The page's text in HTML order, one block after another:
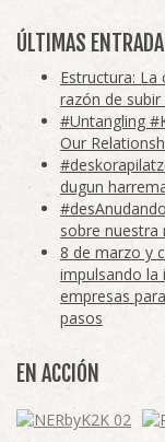
ÚLTIMAS
Estructura:
razón de
#Untangling
Our
dugun
sobre nuestra
8 de marzo y
impulsando la
empresas
pasos
EN ACCIÓN